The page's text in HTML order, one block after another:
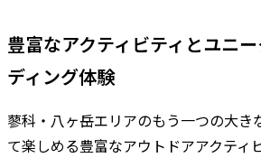
豊富なアクティビティとユニ
ディング体験
蓼科・八ヶ岳エリアのもう一つの大き
て楽しめる豊富なアウトドアアクティ